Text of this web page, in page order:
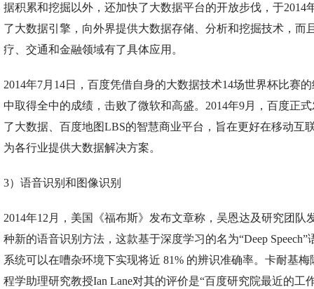
据积累和挖掘以外，还加快了大数据平台的开放步伐，于2014
了大数据引擎，向外界提供大数据存储、分析和挖掘技术，而
疗、交通和金融领域有了具体应用。
2014年7月14日，百度凭借自身的大数据技术14场世界杯比赛
中取得全中的成绩，击败了微软和高盛。2014年9月，百度正
了大数据、百度地图LBS的智慧商业平台，旨在更好在移动互
为各行业提供大数据解决方案。
3）语音识别和图像识别
2014年12月，美国《福布斯》发布文章称，吴恩达及研究团队
种新的语音识别方法，这款基于深度学习的名为“Deep Speech”
系统可以在嘈杂环境下实现将近 81% 的辨识准确率。卡耐基梅
程学助理研究教授Ian Lane对其的评价是“百度研究院最近的工